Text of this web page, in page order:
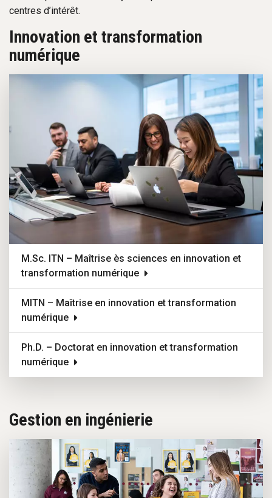
centres d’intérêt.
Innovation et transformation
numérique
M.Sc. ITN – Maîtrise ès sciences en innovation et
transformation numérique
MITN – Maîtrise en innovation et transformation
numérique
Ph.D. – Doctorat en innovation et transformation
numérique
Gestion en ingénierie